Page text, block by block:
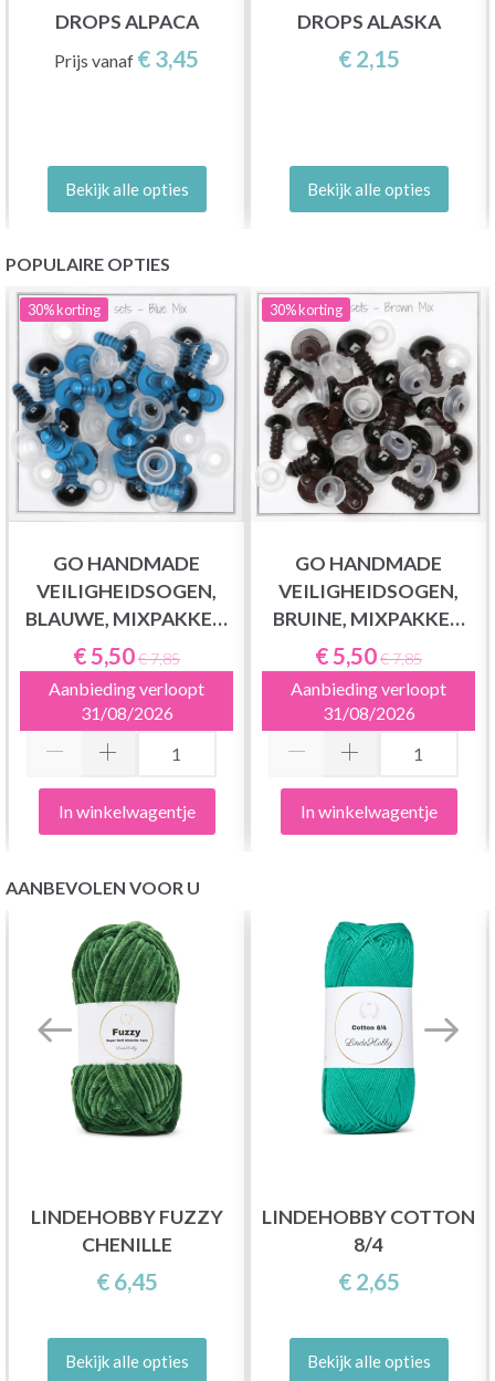
DROPS ALPACA
Prijs vanaf € 3,45
Bekijk alle opties
DROPS ALASKA
€ 2,15
Bekijk alle opties
POPULAIRE OPTIES
30%korting
GO HANDMADE
VEILIGHEIDSOGEN,
BLAUWE, MIXPAKKET,
12 PAAR
€ 5,50€ 7,85
Aanbieding verloopt
31/08/2026
In winkelwagentje
30%korting
GO HANDMADE
VEILIGHEIDSOGEN,
BRUINE, MIXPAKKET,
12 PAAR
€ 5,50€ 7,85
Aanbieding verloopt
31/08/2026
In winkelwagentje
AANBEVOLEN VOOR U
LINDEHOBBY FUZZY
CHENILLE
€ 6,45
Bekijk alle opties
LINDEHOBBY COTTON
8/4
€ 2,65
Bekijk alle opties